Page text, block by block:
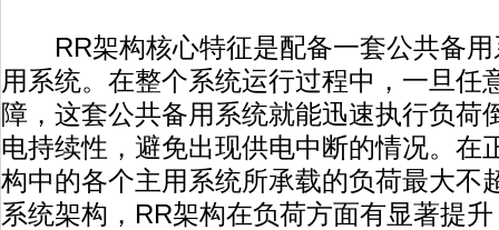
RR架构核心特征是配备一套公共备用
用系统。在整个系统运行过程中，一旦任
障，这套公共备用系统就能迅速执行负荷
电持续性，避免出现供电中断的情况。在
构中的各个主用系统所承载的负荷最大不
系统架构，RR架构在负荷方面有显著提